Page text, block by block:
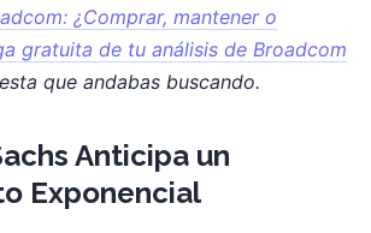
¿Comprar, mantener o
gratuita de tu análisis de Broadcom
que andabas buscando.
Anticipa un
Exponencial